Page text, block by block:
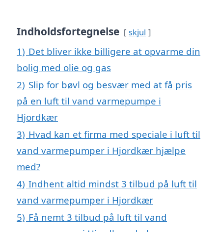
Indholdsfortegnelse skjul
1) Det bliver ikke billigere at opvarme din
bolig med olie og gas
2) Slip for bøvl og besvær med at få pris
på en luft til vand varmepumpe i
Hjordkær
3) Hvad kan et firma med speciale i luft til
vand varmepumper i Hjordkær hjælpe
med?
4) Indhent altid mindst 3 tilbud på luft til
vand varmepumper i Hjordkær
5) Få nemt 3 tilbud på luft til vand